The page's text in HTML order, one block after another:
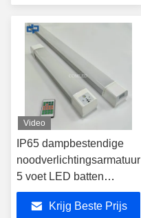
Video
IP65 dampbestendige
noodverlichtingsarmatuur
5 voet LED batten
lichtarmatuur voor
industriële verlichting
Krijg Beste Prijs